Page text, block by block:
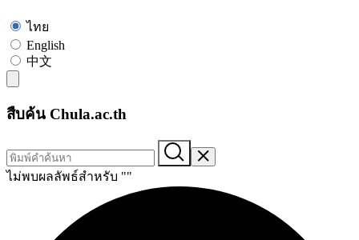
ไทย
English
中文
สืบค้น Chula.ac.th
ไม่พบผลลัพธ์สำหรับ ""